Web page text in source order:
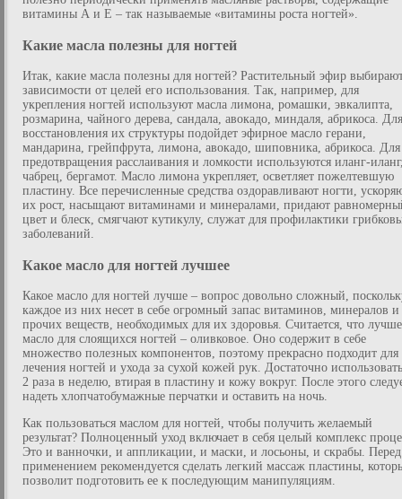
витамины А и Е – так называемые «витамины роста ногтей».
Какие масла полезны для ногтей
Итак, какие масла полезны для ногтей? Растительный эфир
зависимости от целей его использования. Так, например, для
укрепления ногтей используют масла лимона, ромашки, эвкалипта,
розмарина, чайного дерева, сандала, авокадо, миндаля, абрикоса. Для
восстановления их структуры подойдет эфирное масло герани,
мандарина, грейпфрута, лимона, авокадо, шиповника, абрикоса. Для
предотвращения расслаивания и ломкости используются иланг-
чабрец, бергамот. Масло лимона укрепляет, осветляет пожелтевшую
пластину. Все перечисленные средства оздоравливают ногти,
их рост, насыщают витаминами и минералами, придают
цвет и блеск, смягчают кутикулу, служат для профилактики
заболеваний.
Какое масло для ногтей лучшее
Какое масло для ногтей лучше – вопрос довольно сложный,
каждое из них несет в себе огромный запас витаминов, минералов и
прочих веществ, необходимых для их здоровья. Считается, что
масло для слоящихся ногтей – оливковое. Оно содержит в себе
множество полезных компонентов, поэтому прекрасно подходит для
лечения ногтей и ухода за сухой кожей рук. Достаточно
2 раза в неделю, втирая в пластину и кожу вокруг. После этого
надеть хлопчатобумажные перчатки и оставить на ночь.
Как пользоваться маслом для ногтей, чтобы получить желаемый
результат? Полноценный уход включает в себя целый комплекс
Это и ванночки, и аппликации, и маски, и лосьоны, и скрабы.
применением рекомендуется сделать легкий массаж пластины,
позволит подготовить ее к последующим манипуляциям.